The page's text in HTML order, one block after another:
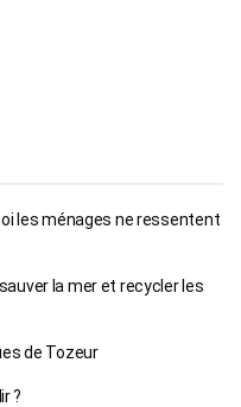
les ménages ne ressentent
la mer et recycler les
de Tozeur
?